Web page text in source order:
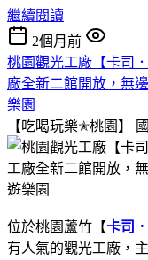
繼續閱讀
2個月前
桃園觀光工廠【卡司
廠全新二館開放，無
樂園
【吃喝玩樂✭桃園】
位於桃園蘆竹【卡司
有人氣的觀光工廠，